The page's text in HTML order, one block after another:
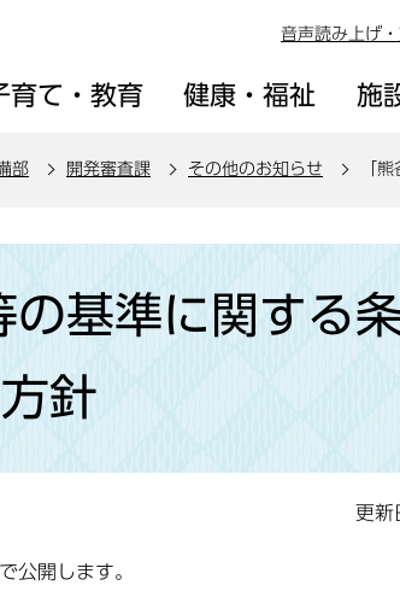
音声読み上げ
育て・教育 健康・福祉 施
部 開発審査課 その他のお知らせ 「
の基準に関する
針
更
公開します。